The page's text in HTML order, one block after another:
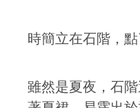
時簡立在石階，點
雖然是夏夜，石